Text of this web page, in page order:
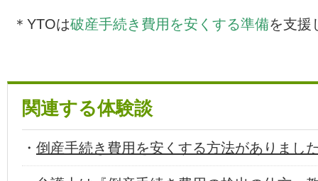
＊YTOは破産手続き費用を安くする準備を支援
関連する体験談
・ 倒産手続き費用を安くする方法がありまし